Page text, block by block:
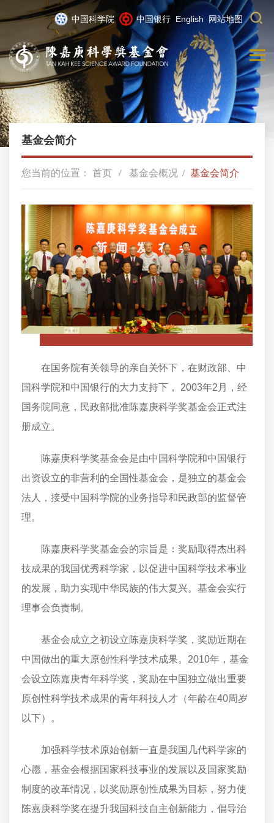
中国科学院 中国银行 English 网站地图
基金会简介
您当前的位置： 首页 基金会概况 基金会简介
在国务院有关领导的亲自关怀下，在财政部、中
国科学院和中国银行的大力支持下， 2003年2月，经
国务院同意，民政部批准陈嘉庚科学奖基金会正式注
册成立。
陈嘉庚科学奖基金会是由中国科学院和中国银行
出资设立的非营利的全国性基金会，是独立的基金会
法人，接受中国科学院的业务指导和民政部的监督管
理。
陈嘉庚科学奖基金会的宗旨是：奖励取得杰出科
技成果的我国优秀科学家，以促进中国科学技术事业
的发展，助力实现中华民族的伟大复兴。基金会实行
理事会负责制。
基金会成立之初设立陈嘉庚科学奖，奖励近期在
中国做出的重大原创性科学技术成果。2010年，基金
会设立陈嘉庚青年科学奖，奖励在中国独立做出重要
原创性科学技术成果的青年科技人才（年龄在40周岁
以下）。
加强科学技术原始创新一直是我国几代科学家的
心愿，基金会根据国家科技事业的发展以及国家奖励
制度的改革情况，以奖励原创性成果为目标，努力使
陈嘉庚科学奖在提升我国科技自主创新能力，倡导治